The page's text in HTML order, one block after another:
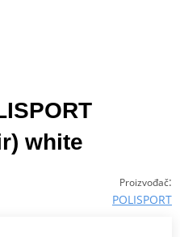
white
Proizvođač:
POLISPORT